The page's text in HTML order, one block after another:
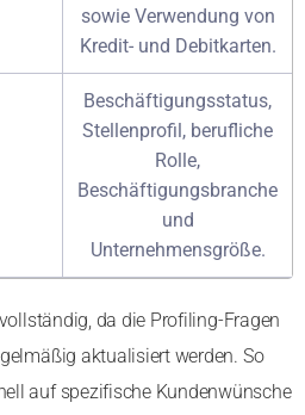
sowie Verwendung von
Kredit- und Debitkarten.
Beschäftigungsstatus,
Stellenprofil, berufliche
Rolle,
Beschäftigungsbranche
und
Unternehmensgröße.
da die Profiling-Fragen
aktualisiert werden. So
auf spezifische Kundenwünsche